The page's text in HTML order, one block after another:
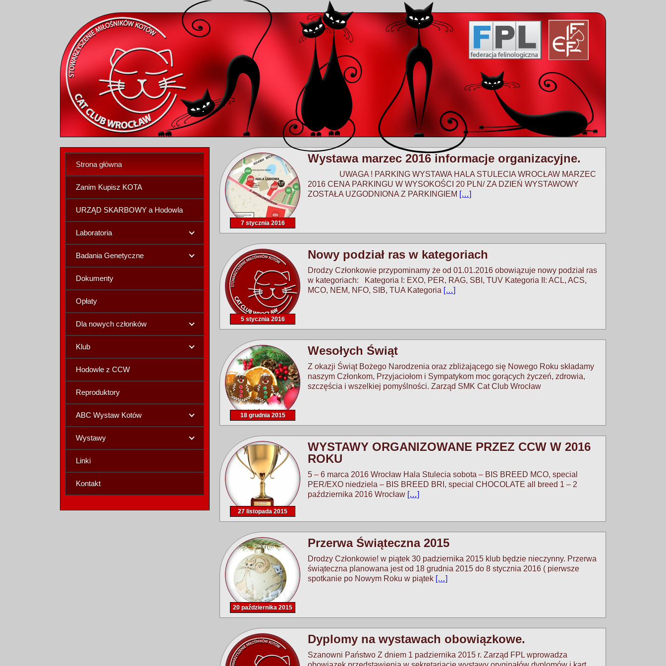
Strona główna
Zanim Kupisz KOTA
URZĄD SKARBOWY a Hodowla
Laboratoria
Badania Genetyczne
Dokumenty
Opłaty
Dla nowych członków
Klub
Hodowle z CCW
Reproduktory
ABC Wystaw Kotów
Wystawy
Linki
Kontakt
7 stycznia 2016
Wystawa marzec 2016 informacje organizacyjne.
UWAGA ! PARKING WYSTAWA HALA STULECIA WROCŁAW MARZEC
2016 CENA PARKINGU W WYSOKOŚCI 20 PLN/ ZA DZIEŃ WYSTAWOWY
ZOSTAŁA UZGODNIONA Z PARKINGIEM […]
5 stycznia 2016
Nowy podział ras w kategoriach
Drodzy Członkowie przypominamy że od 01.01.2016 obowiązuje nowy podział ras
w kategoriach: Kategoria I: EXO, PER, RAG, SBI, TUV Kategoria II: ACL, ACS,
MCO, NEM, NFO, SIB, TUA Kategoria […]
18 grudnia 2015
Wesołych Świąt
Z okazji Świąt Bożego Narodzenia oraz zbliżającego się Nowego Roku składamy
naszym Członkom, Przyjaciołom i Sympatykom moc gorących życzeń, zdrowia,
szczęścia i wszelkiej pomyślności. Zarząd SMK Cat Club Wrocław
27 listopada 2015
WYSTAWY ORGANIZOWANE PRZEZ CCW W 2016
ROKU
5 – 6 marca 2016 Wrocław Hala Stulecia sobota – BIS BREED MCO, special
PER/EXO niedziela – BIS BREED BRI, special CHOCOLATE all breed 1 – 2
października 2016 Wrocław […]
20 października 2015
Przerwa Świąteczna 2015
Drodzy Członkowie! w piątek 30 padziernika 2015 klub będzie nieczynny. Przerwa
świąteczna planowana jest od 18 grudnia 2015 do 8 stycznia 2016 ( pierwsze
spotkanie po Nowym Roku w piątek […]
Dyplomy na wystawach obowiązkowe.
Szanowni Państwo Z dniem 1 padziernika 2015 r. Zarząd FPL wprowadza